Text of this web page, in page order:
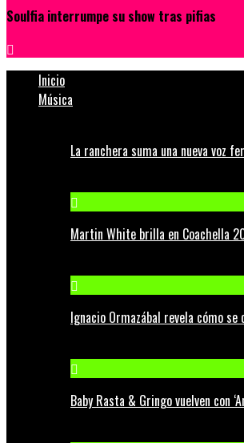
Soulfia interrumpe su show tras pifias
Inicio
Música
La ranchera suma una nueva voz
Martin White brilla en Coachella
Ignacio Ormazábal revela cómo se
Baby Rasta & Gringo vuelven con